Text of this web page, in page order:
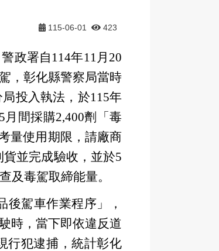
115-06-01 423
政署自114年11月20
，彰化縣警察局當時
投入執法，於115年
間採購2,400劑「毒
量使用期限，請廠商
並完成驗收，並於5
及毒駕取締能量。
後駕車作業程序」，
時，當下即依違反道
行犯逮捕，統計彰化